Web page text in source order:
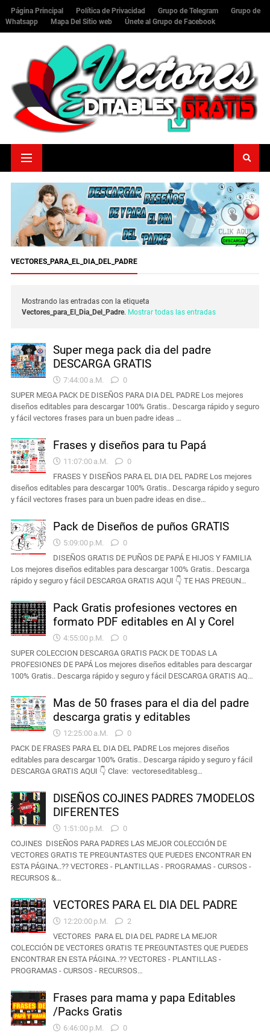
Página Principal Política de Privacidad Grupo de Telegram
Grupo de
Whatsapp
Mapa Del Sitio web Únete al Grupo de Facebook
VECTORES_PARA_EL_DIA_DEL_PADRE
Mostrando las entradas con la etiqueta
Vectores_para_El_Dia_Del_Padre. Mostrar todas las entradas
Super mega pack dia del padre
DESCARGA GRATIS
7:44:00 A.m.
0
SUPER MEGA PACK DE DISEÑOS PARA DIA DEL PADRE Los mejores
diseños editables para descargar 100% Gratis.. Descarga rápido y seguro
y fácil vectores frases para un buen padre ideas …
Frases y diseños para tu Papá
11:07:00 A.m.
0
FRASES Y DISEÑOS PARA EL DIA DEL PADRE Los mejores
diseños editables para descargar 100% Gratis.. Descarga rápido y seguro
y fácil vectores frases para un buen padre ideas en dise…
Pack de Diseños de puños GRATIS
5:09:00 P.m.
0
DISEÑOS GRATIS DE PUÑOS DE PAPÁ E HIJOS Y FAMILIA
Los mejores diseños editables para descargar 100% Gratis.. Descarga
rápido y seguro y fácil DESCARGA GRATIS AQUI 👇 TE HAS PREGUN…
Pack Gratis profesiones vectores en
formato PDF editables en AI y Corel
4:55:00 P.m.
0
SUPER COLECCION DESCARGA GRATIS PACK DE TODAS LA
PROFESIONES DE PAPÁ Los mejores diseños editables para descargar
100% Gratis.. Descarga rápido y seguro y fácil DESCARGA GRATIS AQ…
Mas de 50 frases para el dia del padre
descarga gratis y editables
12:25:00 A.m.
0
PACK DE FRASES PARA EL DIA DEL PADRE Los mejores diseños
editables para descargar 100% Gratis.. Descarga rápido y seguro y fácil
DESCARGA GRATIS AQUI 👇 Clave: vectoreseditablesg…
DISEÑOS COJINES PADRES 7MODELOS
DIFERENTES
1:51:00 P.m.
0
COJINES DISEÑOS PARA PADRES LAS MEJOR COLECCIÓN DE
VECTORES GRATIS TE PREGUNTASTES QUE PUEDES ENCONTRAR EN
ESTA PÁGINA..?? VECTORES - PLANTILLAS - PROGRAMAS - CURSOS -
RECURSOS &…
VECTORES PARA EL DIA DEL PADRE
12:20:00 P.m.
2
VECTORES PARA EL DIA DEL PADRE LA MEJOR
COLECCIÓN DE VECTORES GRATIS TE PREGUNTASTES QUE PUEDES
ENCONTRAR EN ESTA PÁGINA..?? VECTORES - PLANTILLAS -
PROGRAMAS - CURSOS - RECURSOS…
Frases para mama y papa Editables
/Packs Gratis
6:46:00 P.m.
0